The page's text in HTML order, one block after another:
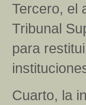
Tercero, el
Tribunal
para
Cuarto, la